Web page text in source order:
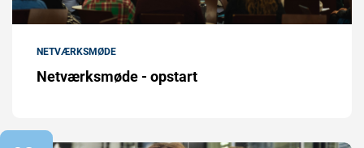
NETVÆRKSMØDE
Netværksmøde - opstart